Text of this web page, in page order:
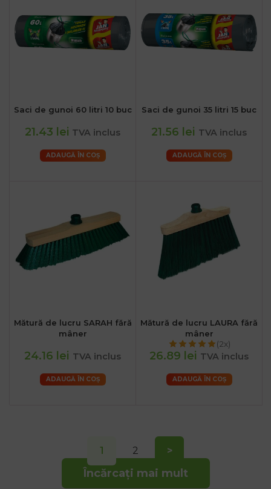
Saci de gunoi 60 litri 10 buc
21.43 lei TVA inclus
ADAUGĂ ÎN COȘ
Saci de gunoi 35 litri 15 buc
21.56 lei TVA inclus
ADAUGĂ ÎN COȘ
Mătură de lucru SARAH fără
mâner
24.16 lei TVA inclus
ADAUGĂ ÎN COȘ
Mătură de lucru LAURA fără
mâner
(2x)
26.89 lei TVA inclus
ADAUGĂ ÎN COȘ
Încărcați mai mult
1 2 >